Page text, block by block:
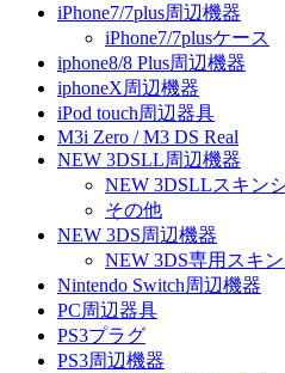
iPhone7/7plus周辺機器
iPhone7/7plusケース
iphone8/8 Plus周辺機器
iphoneX周辺機器
iPod touch周辺器具
M3i Zero / M3 DS Real
NEW 3DSLL周辺機器
NEW 3DSLLスキン
その他
NEW 3DS周辺機器
NEW 3DS専用スキ
Nintendo Switch周辺機器
PC周辺器具
PS3プラグ
PS3周辺機器